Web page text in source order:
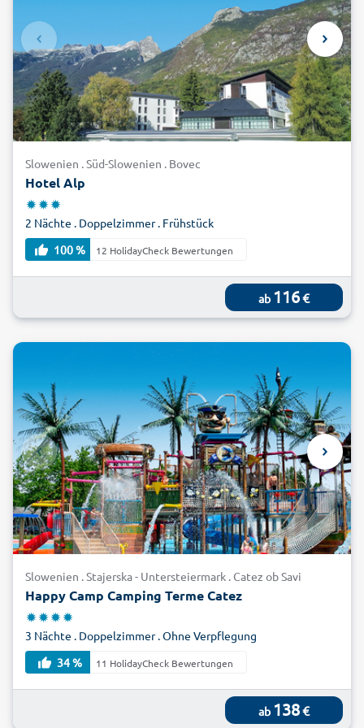
erholsame Strandtage ein und lassen Sie sich in Ihrem
Wellnesshotel verwöhnen. Ihren Wellnessurlaub in
Slowenien buchen Sie jetzt zum günstigen Preis bei alltours.
Slowenien . Süd-Slowenien . Bovec
Hotel Alp
2 Nächte . Doppelzimmer . Frühstück
100 %
12 HolidayCheck Bewertungen
ab 116€
Slowenien . Stajerska - Untersteiermark . Catez ob Savi
Happy Camp Camping Terme Catez
3 Nächte . Doppelzimmer . Ohne Verpflegung
34 %
11 HolidayCheck Bewertungen
ab 138€